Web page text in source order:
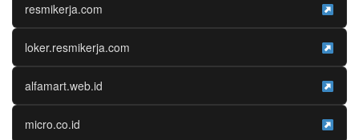
resmikerja.com
loker.resmikerja.com
alfamart.web.id
micro.co.id